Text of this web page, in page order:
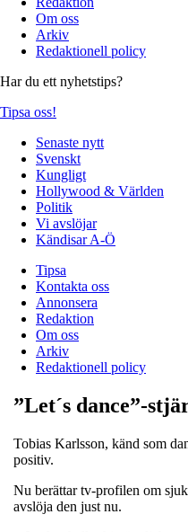
Om oss
Arkiv
Redaktionell policy
Har du ett nyhetstips?
Tipsa oss!
Senaste nytt
Svenskt
Kungligt
Hollywood & Världen
Politik
Vi avslöjar
Kändisar A-Ö
Tipsa
Kontakta oss
Annonsera
Redaktion
Om oss
Arkiv
Redaktionell policy
”Let´s dance”-
Tobias Karlsson, känd som
positiv.
Nu berättar tv-profilen om
avslöja den just nu.